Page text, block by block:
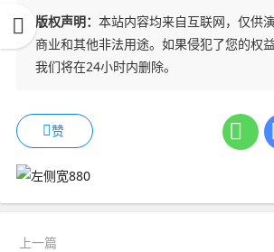
版权声明： 本站内容均来自互联网，仅供
商业和其他非法用途。如果侵犯了您的权
我们将在24小时内删除。
赞
上一篇